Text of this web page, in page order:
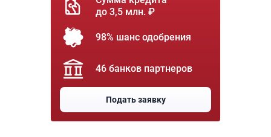
до 3,5 млн. ₽
98% шанс одобрения
46 банков партнеров
Подать заявку